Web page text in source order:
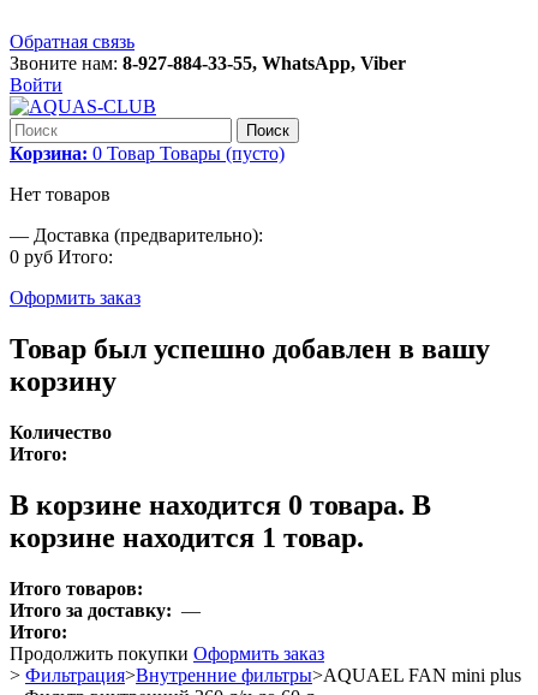
Обратная связь
Звоните нам: 8-927-884-33-55, WhatsApp, Viber
Войти
Поиск
Корзина: 0 Товар Товары (пусто)
Нет товаров
— Доставка (предварительно):
0 руб Итого:
Оформить заказ
Товар был успешно добавлен в вашу
корзину
Количество
Итого:
В корзине находится 0 товара. В
корзине находится 1 товар.
Итого товаров:
Итого за доставку: —
Итого:
Продолжить покупки Оформить заказ
> Фильтрация>Внутренние фильтры>AQUAEL FAN mini plus